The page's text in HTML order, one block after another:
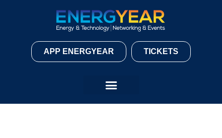
APP ENERGYEAR TICKETS